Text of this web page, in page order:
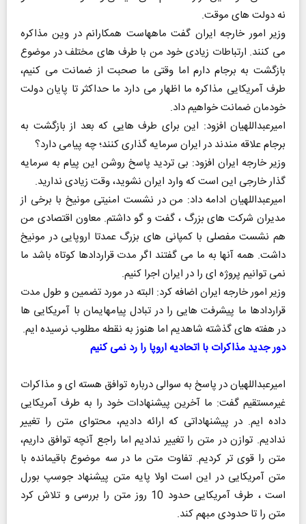
نه دولت های موقت.
وزیر امور خارجه ایران گفت ماههاست همکارانم در وین مذاکره
می کنند. ارتباطات زیادی خود من با طرف های مختلف در موضوع
بازگشت به برجام دارم اما وقتی ما صحبت از ضمانت می کنیم،
طرف آمریکایی مذاکره ما اظهار می دارد ما حداکثر تا پایان دولت
خودمان ضمانت خواهیم داد.
امیرعبداللهیان افزود: این برای طرف هایی که بعد از بازگشت به
برجام علاقه مندند در ایران سرمایه گذاری کنند؛ چه پیامی دارد؟
وزیر خارجه ایران افزود: بی تردید پاسخ روشن این پیام به سرمایه
گذار خارجی این است که وارد ایران نشوید، وقت زیادی ندارید.
امیرعبداللهیان ادامه داد: من در نشست امنیتی مونیخ با برخی از
مدیران شرکت های بزرگ ، گفت و گو داشتم. معاون اقتصادی من
هم نشست مفصلی با کمپانی های بزرگ عمدتا اروپایی در مونیخ
داشت. همه آنها به ما می گفتند اگر مدت قراردادها کوتاه باشد ما
نمی توانیم پروژه ای را در ایران اجرا کنیم.
وزیر امور خارجه ایران اضافه کرد: البته در مورد تضمین و طول مدت
قراردادها ما پیشرفت هایی را در تبادل پیامهایمان با آمریکایی ها
در هفته های گذشته شاهدیم اما هنوز به نقطه مطلوب نرسیده ایم.
دور جدید مذاکرات با اتحادیه اروپا را رد نمی کنیم
امیرعبداللهیان در پاسخ به سوالی درباره توافق هسته ای و مذاکرات
غیرمستقیم گفت: ما آخرین پیشنهادات خود را به طرف آمریکایی
داده ایم. در پیشنهاداتی که ارائه دادیم، محتوای متن را تغییر
ندادیم. توازن در متن را تغییر ندادیم اما راجع آنچه توافق داریم،
متن را قوی تر کردیم. تفاوت متن ما در سه موضوع باقیمانده با
متن آمریکایی در این است اولا پایه متن پیشنهاد جوسپ بورل
است ، طرف آمریکایی حدود 10 روز متن را بررسی و تلاش کرد
متن را تا حدودی مبهم کند.